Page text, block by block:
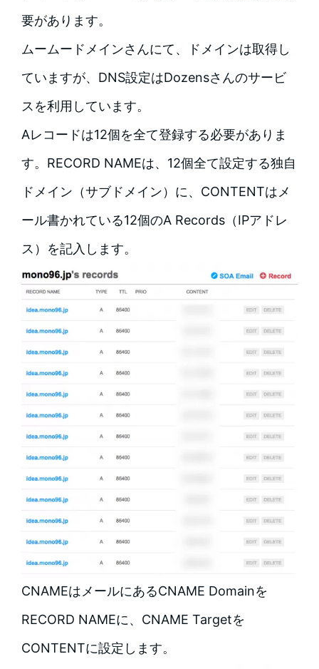
要があります。
ムームードメインさんにて、ドメインは取得し
ていますが、DNS設定はDozensさんのサービ
スを利用しています。
Aレコードは12個を全て登録する必要がありま
す。RECORD NAMEは、12個全て設定する独自
ドメイン（サブドメイン）に、CONTENTはメ
ール書かれている12個のA Records（IPアドレ
ス）を記入します。
CNAMEはメールにあるCNAME Domainを
RECORD NAMEに、CNAME Targetを
CONTENTに設定します。